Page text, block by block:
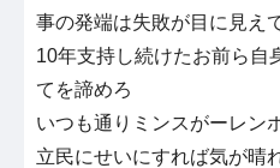
事の発端は失敗が目に見え
10年支持し続けたお前ら自
てを諦めろ
いつも通りミンスがーレン
立民にせいにすれば気が晴